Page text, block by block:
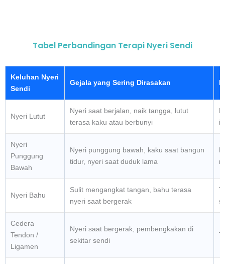
Tabel Perbandingan Terapi Nyeri Sendi
Keluhan Nyeri
Sendi
Gejala yang Sering Dirasakan
Nyeri Lutut
Nyeri saat berjalan, naik tangga, lutut
terasa kaku atau berbunyi
Nyeri
Punggung
Bawah
Nyeri punggung bawah, kaku saat bangun
tidur, nyeri saat duduk lama
Nyeri Bahu
Sulit mengangkat tangan, bahu terasa
nyeri saat bergerak
Cedera
Tendon /
Ligamen
Nyeri saat bergerak, pembengkakan di
sekitar sendi